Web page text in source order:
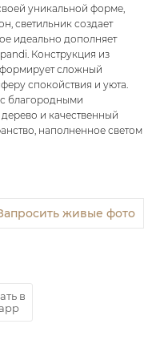
уникальной форме,
светильник создает
идеально дополняет
Конструкция из
формирует сложный
спокойствия и уюта.
благородными
и качественный
наполненное светом
живые фото
в